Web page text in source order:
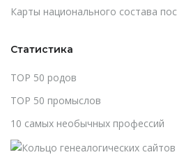
Карты национального состава
Статистика
TOP 50 родов
TOP 50 промыслов
10 самых необычных профессий